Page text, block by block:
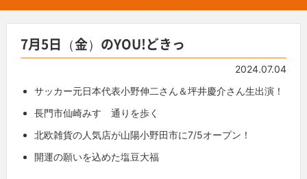
7月5日（金）のYOU!どきっ
2024.07.04
サッカー元日本代表小野伸二さん＆坪井慶介さん生出演！
長門市仙崎みすゞ通りを歩く
北欧雑貨の人気店が山陽小野田市に7/5オープン！
開運の願いを込めた塩豆大福